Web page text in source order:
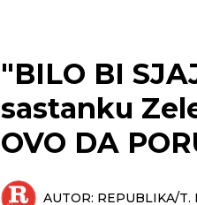
"BILO BI
sastanku
OVO DA
AUTOR: REPUBLIKA/T.